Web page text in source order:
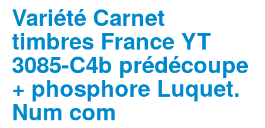
Variété Carnet
timbres France YT
3085-C4b prédécoupe
+ phosphore Luquet.
Num com